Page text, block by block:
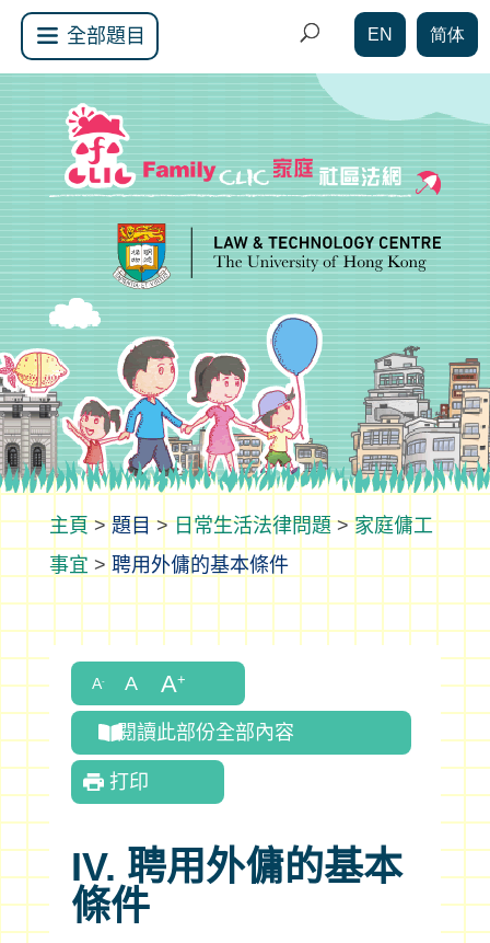
全部題目 EN 简体
>題目>日常生活法律問題>家庭傭工
事宜 > 聘用外傭的基本條件
閱讀此部份全部內容
打印
IV. 聘用外傭的基本
條件